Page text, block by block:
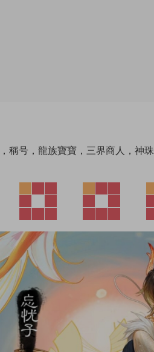
稱号，龍族寶寶，三界商人，神珠